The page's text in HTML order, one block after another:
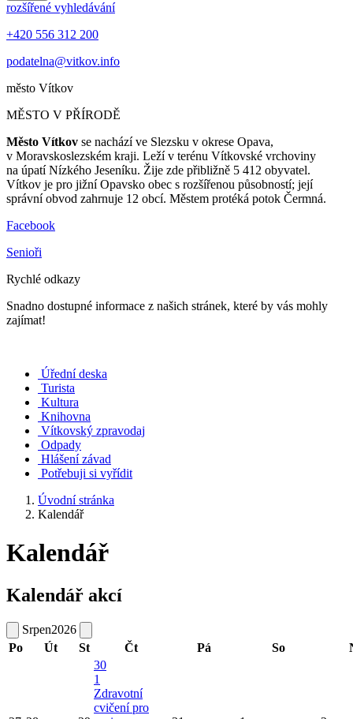
rozšířené vyhledávání
+420 556 312 200
podatelna@vitkov.info
město Vítkov
MĚSTO V PŘÍRODĚ
Město Vítkov se nachází ve Slezsku v okrese Opava,
v Moravskoslezském kraji. Leží v terénu Vítkovské vrchoviny
na úpatí Nízkého Jeseníku. Žije zde přibližně 5 412 obyvatel.
Vítkov je pro jižní Opavsko obec s rozšířenou působností; její
správní obvod zahrnuje 12 obcí. Městem protéká potok Čermná.
Facebook
Senioři
Rychlé odkazy
Snadno dostupné informace z našich stránek, které by vás mohly
zajímat!
Úřední deska
Turista
Kultura
Knihovna
Vítkovský zpravodaj
Odpady
Hlášení závad
Potřebuji si vyřídit
Úvodní stránka
Kalendář
Kalendář
Kalendář akcí
Srpen2026
Po
Út St Čt Pá So
30
1
Zdravotní
cvičení pro